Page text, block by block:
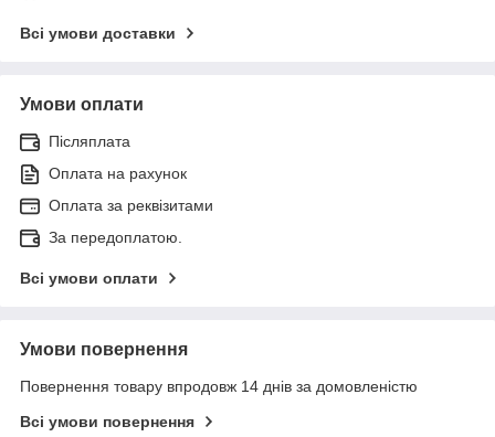
Всі умови доставки
Умови оплати
Післяплата
Оплата на рахунок
Оплата за реквізитами
За передоплатою.
Всі умови оплати
Умови повернення
Повернення товару впродовж 14 днів за домовленістю
Всі умови повернення